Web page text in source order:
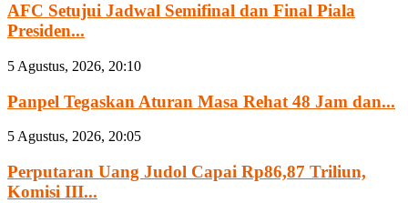
AFC Setujui Jadwal Semifinal dan Final Piala
Presiden...
5 Agustus, 2026, 20:10
Panpel Tegaskan Aturan Masa Rehat 48 Jam dan...
5 Agustus, 2026, 20:05
Perputaran Uang Judol Capai Rp86,87 Triliun,
Komisi III...